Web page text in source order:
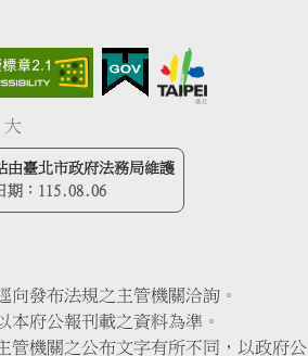
大
由臺北市政府法務局維護
期： 115.08.06
發布法規之主管機關洽詢。
府公報刊載之資料為準。
管機關之公布文字有所不同，以政府公